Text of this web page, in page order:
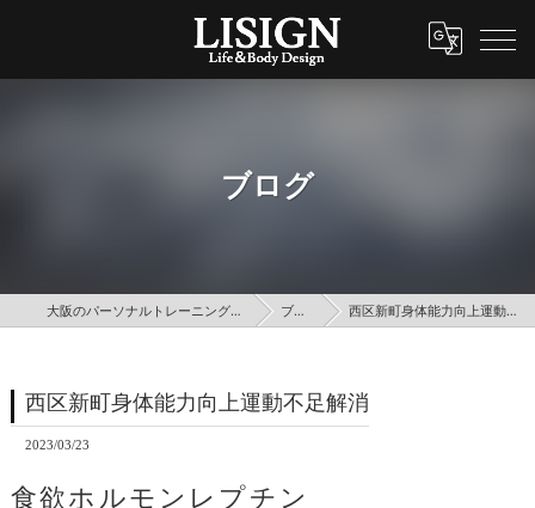
ブログ
大阪のパーソナルトレーニングはLISIGN ブログ 西区新町身体能力向上運動不足解消
西区新町身体能力向上運動不足解消
2023/03/23
食欲ホルモンレプチン